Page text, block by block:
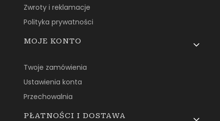
Zwroty i reklamacje
Polityka prywatności
MOJE KONTO
Twoje zamówienia
Ustawienia konta
Przechowalnia
PŁATNOŚCI I DOSTAWA